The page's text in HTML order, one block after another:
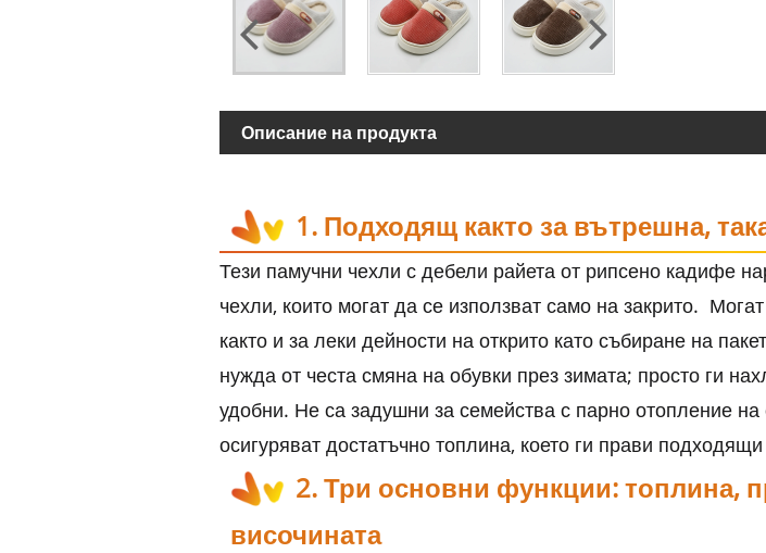
Описание на продукта
1. Подходящ както за вътрешна,
Тези памучни чехли с дебели райета от рипсено кадифе
чехли, които могат да се използват само на закрито.
както и за леки дейности на открито като събиране на
нужда от честа смяна на обувки през зимата; просто ги
удобни. Не са задушни за семейства с парно отопление
осигуряват достатъчно топлина, което ги прави
2. Три основни функции: топлина,
височината